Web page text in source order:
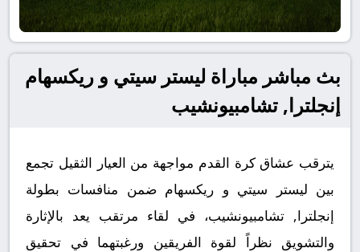
بث مباشر مباراة ليستر سيتي و ريكسهام
إنجلترا, تشامبيونشيب
يترقب عشاق كرة القدم مواجهة من العيار الثقيل تجمع
بين ليستر سيتي و ريكسهام ضمن منافسات بطولة
إنجلترا, تشامبيونشيب، في لقاء مرتقب يعد بالإثارة
والتشويق نظراً لقوة الفريقين ورغبتهما في تحقيق